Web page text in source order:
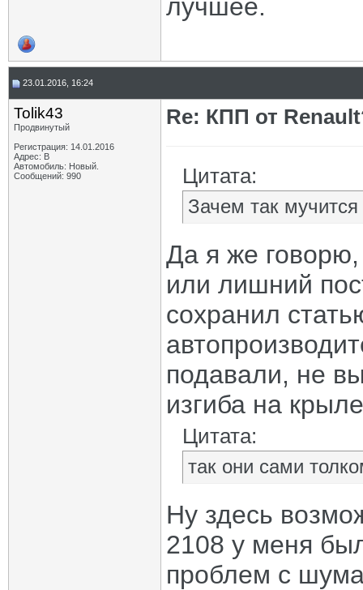
лучшее.
23.01.2016, 16:24
Tolik43
Продвинутый
Регистрация: 14.01.2016
Адрес: В
Автомобиль: Новый.
Сообщений: 990
Re: КПП от
Цитата:
Зачем так
Да я же говорю,
или лишний
сохранил
подавали, не
изгиба на
Цитата:
так они сами
Ну здесь
2108 у меня
проблем с